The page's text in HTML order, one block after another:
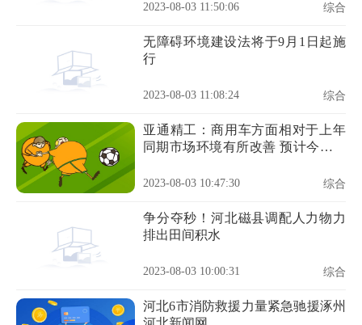
2023-08-03 11:50:06 综合
无障碍环境建设法将于9月1日起施
行
2023-08-03 11:08:24 综合
亚通精工：商用车方面相对于上年
同期市场环境有所改善 预计今年销
2023-08-03 10:47:30 综合
争分夺秒！河北磁县调配人力物力
排出田间积水
2023-08-03 10:00:31 综合
河北6市消防救援力量紧急驰援涿州